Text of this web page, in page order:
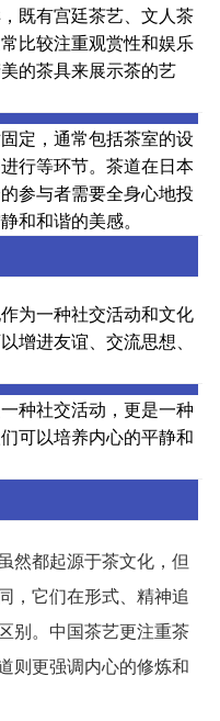
既有宫廷茶艺、文人茶
比较注重观赏性和娱乐
的茶具来展示茶的艺
定，通常包括茶室的设
行等环节。茶道在日本
参与者需要全身心地投
和和谐的美感。
为一种社交活动和文化
增进友谊、交流思想、
种社交活动，更是一种
可以培养内心的平静和
然都起源于茶文化，但
，它们在形式、精神追
别。中国茶艺更注重茶
则更强调内心的修炼和